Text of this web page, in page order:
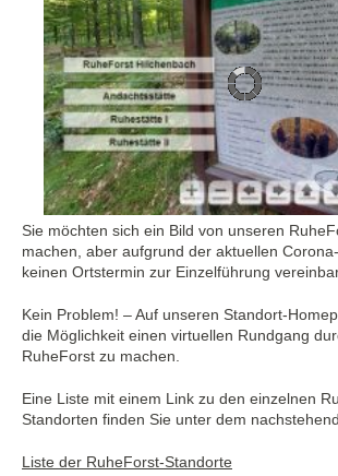
Sie möchten sich ein Bild von unseren
machen, aber aufgrund der aktuellen
keinen Ortstermin zur Einzelführung
Kein Problem! – Auf unseren Standort-
die Möglichkeit einen virtuellen Rundgang
RuheForst zu machen.
Eine Liste mit einem Link zu den einzelnen
Standorten finden Sie unter dem
Liste der RuheForst-Standorte